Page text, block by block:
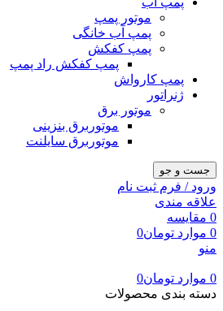
موتور پمپ
پمپ آب خانگی
پمپ کفکش
پمپ کفکش راد پمپ
پمپ کارواش
ژنراتور
موتور برق
موتوربرق بنزینی
موتوربرق سایلنت
جست و جو
ورود / فرم ثبت نام
علاقه مندی
0 مقایسه
0 موارد تومان0
منو
0 موارد تومان0
دسته بندی محصولات